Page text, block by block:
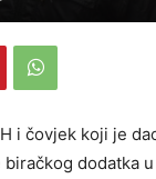
i čovjek koji je
dodatka